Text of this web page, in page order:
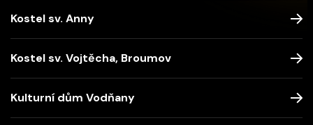
Kostel sv. Anny
Kostel sv. Vojtěcha, Broumov
Kulturní dům Vodňany